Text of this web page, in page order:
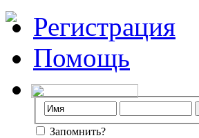
Регистрация
Помощь
Запомнить?